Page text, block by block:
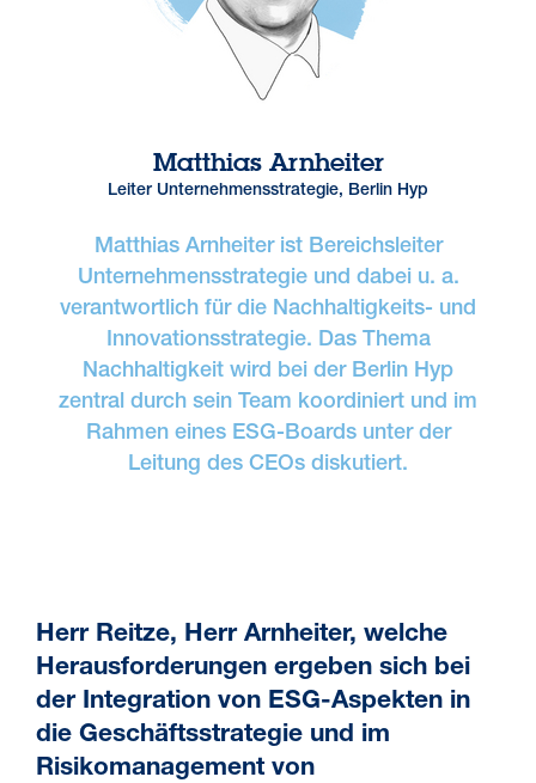
Matthias Arnheiter
Leiter Unternehmensstrategie, Berlin Hyp
Matthias Arnheiter ist Bereichsleiter
Unternehmensstrategie und dabei u. a.
verantwortlich für die Nachhaltigkeits- und
Innovationsstrategie. Das Thema
Nachhaltigkeit wird bei der Berlin Hyp
zentral durch sein Team koordiniert und im
Rahmen eines ESG-Boards unter der
Leitung des CEOs diskutiert.
Herr Reitze, Herr Arnheiter, welche
Herausforderungen ergeben sich bei
der Integration von ESG-Aspekten in
die Geschäftsstrategie und im
Risikomanagement von